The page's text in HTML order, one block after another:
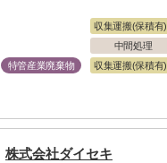
収集運搬(保積有)
中間処理
特管産業廃棄物
収集運搬(保積有)
株式会社ダイセキ